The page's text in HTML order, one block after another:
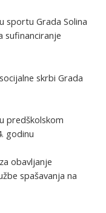
sportu Grada Solina
sufinanciranje
skrbi Grada
predškolskom
godinu
obavljanje
spašavanja na